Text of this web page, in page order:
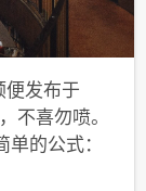
发布于
不喜勿喷。
的公式：